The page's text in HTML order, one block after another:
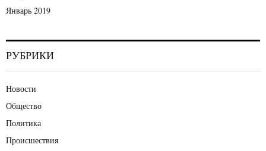
Январь 2019
РУБРИКИ
Новости
Общество
Политика
Происшествия